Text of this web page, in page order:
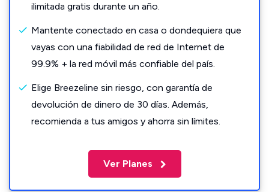
ilimitada gratis durante un año.
Mantente conectado en casa o dondequiera que
vayas con una fiabilidad de red de Internet de
99.9% + la red móvil más confiable del país.
Elige Breezeline sin riesgo, con garantía de
devolución de dinero de 30 días. Además,
recomienda a tus amigos y ahorra sin límites.
Ver Planes